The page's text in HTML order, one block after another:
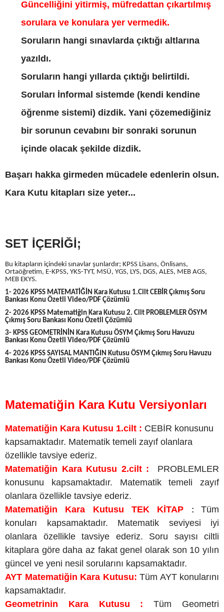
Güncelliğini yitirmiş, müfredattan çıkartılmış
sorulara ve konulara yer vermedik.
Soruların hangi sınavlarda çıktığı altlarına
yazıldı.
Soruların hangi yıllarda çıktığı belirtildi.
Soruları İnformal sistemde (kendi kendine
öğrenme sistemi) dizdik. Yani çözemediğiniz
bir sorunun cevabını bir sonraki sorunun
içinde olacak şekilde dizdik.
Başarı hakka girmeden mücadele edenlerin olsun.
Kara Kutu kitapları size yeter...
SET İÇERİĞİ;
Bu kitapların içindeki sınavlar şunlardır; KPSS Lisans, Önlisans,
Ortaöğretim, E-KPSS, YKS-TYT, MSÜ, YGS, LYS, DGS, ALES, MEB AGS,
MEB EKYS.
1- 2026 KPSS MATEMATİĞİN Kara Kutusu 1.Cilt CEBİR Çıkmış Soru
Bankası Konu Özetli Video/PDF Çözümlü
2- 2026 KPSS Matematiğin Kara Kutusu 2. Cilt PROBLEMLER ÖSYM
Çıkmış Soru Bankası Konu Özetli Çözümlü
3- KPSS GEOMETRİNİN Kara Kutusu ÖSYM Çıkmış Soru Havuzu
Bankası Konu Özetli Video/PDF Çözümlü
4- 2026 KPSS SAYISAL MANTIĞIN Kutusu ÖSYM Çıkmış Soru Havuzu
Bankası Konu Özetli Video/PDF Çözümlü
Matematiğin Kara Kutu Versiyonları
Matematiğin Kara Kutusu 1.cilt : CEBİR konusunu
kapsamaktadır. Matematik temeli zayıf olanlara
özellikle tavsiye ederiz.
Matematiğin Kara Kutusu 2.cilt :
PROBLEMLER
konusunu kapsamaktadır. Matematik temeli zayıf
olanlara özellikle tavsiye ederiz.
Matematiğin Kara Kutusu TEK KİTAP
:
Tüm
konuları kapsamaktadır. Matematik seviyesi iyi
olanlara özellikle tavsiye ederiz. Soru sayısı ciltli
kitaplara göre daha az fakat genel olarak son 10 yılın
güncel ve yeni nesil sorularını kapsamaktadır.
AYT Matematiğin Kara Kutusu: Tüm AYT konularını
kapsamaktadır.
Geometrinin Kara Kutusu :
Tüm Geometri